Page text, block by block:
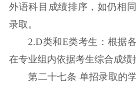
外语科目成绩排序，如仍相
录取。
2.D类和E类考生：根据
在专业组内依据考生综合成绩
第二十七条 单招录取的